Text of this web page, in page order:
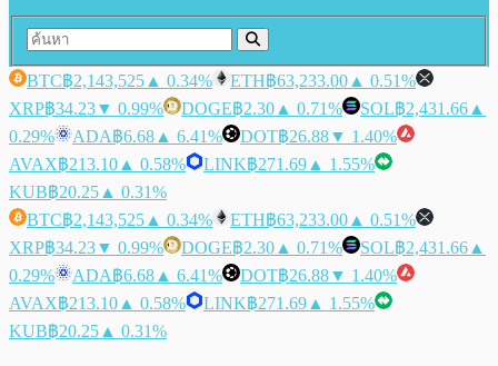
BTC฿2,143,525 ▲ 0.34% ETH฿63,233.00 ▲ 0.51%
XRP฿34.23▼ 0.99% DOGE฿2.30 ▲ 0.71% SOL฿2,431.66 ▲
0.29%
ADA฿6.68 ▲ 6.41% DOT฿26.88▼ 1.40%
AVAX฿213.10 ▲ 0.58% LINK฿271.69 ▲ 1.55%
KUB฿20.25 ▲ 0.31%
BTC฿2,143,525 ▲ 0.34% ETH฿63,233.00 ▲ 0.51%
XRP฿34.23▼ 0.99% DOGE฿2.30 ▲ 0.71% SOL฿2,431.66 ▲
0.29%
ADA฿6.68 ▲ 6.41% DOT฿26.88▼ 1.40%
AVAX฿213.10 ▲ 0.58% LINK฿271.69 ▲ 1.55%
KUB฿20.25 ▲ 0.31%